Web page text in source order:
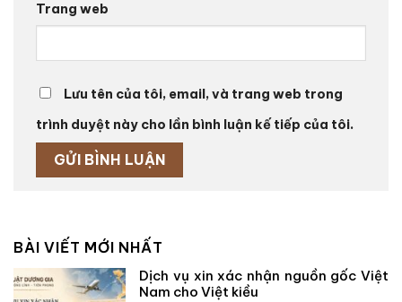
Trang web
Lưu tên của tôi, email, và trang web trong
trình duyệt này cho lần bình luận kế tiếp của tôi.
BÀI VIẾT MỚI NHẤT
Dịch vụ xin xác nhận nguồn gốc Việt
Nam cho Việt kiều